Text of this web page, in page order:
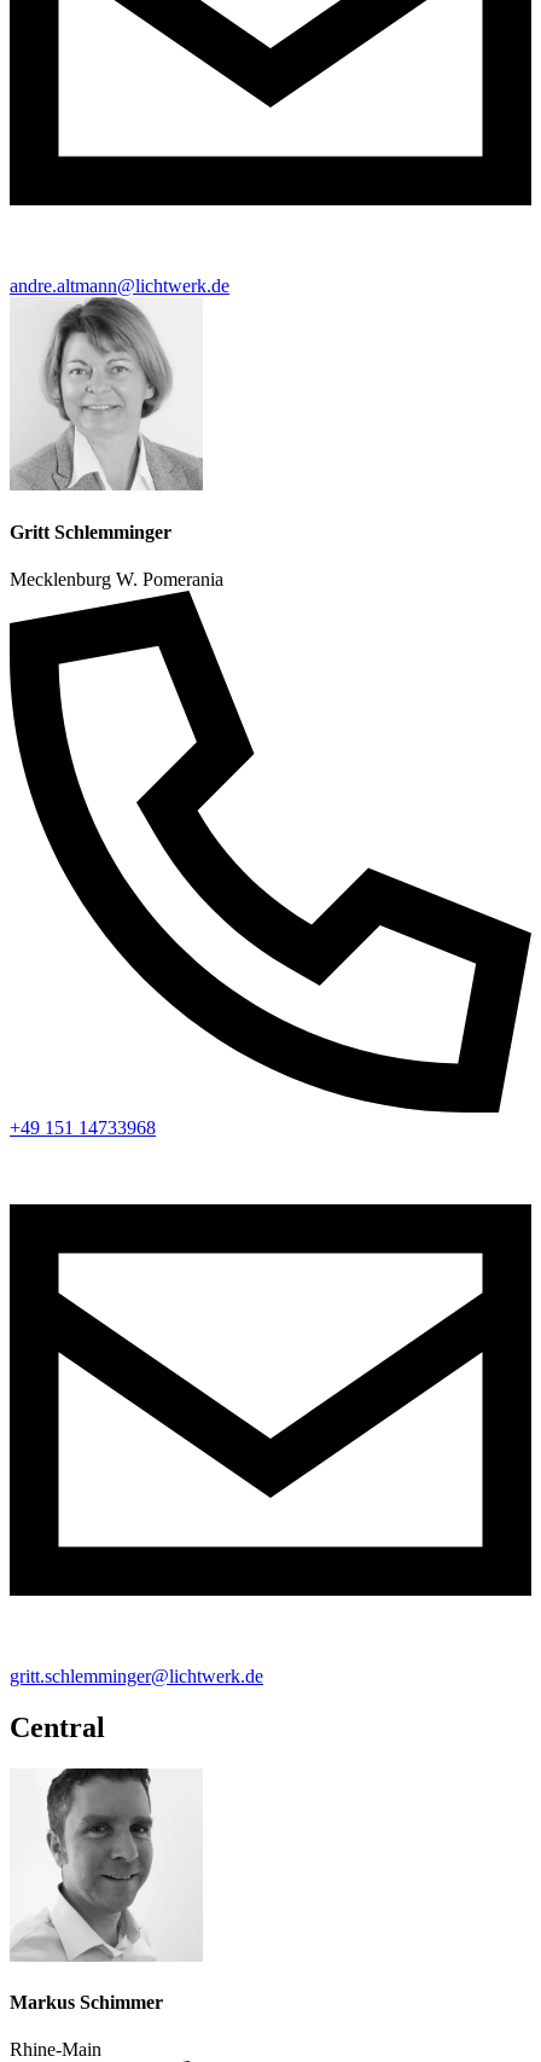
andre.altmann@lichtwerk.de
Gritt Schlemminger
Mecklenburg W. Pomerania
+49 151 14733968
gritt.schlemminger@lichtwerk.de
Central
Markus Schimmer
Rhine-Main